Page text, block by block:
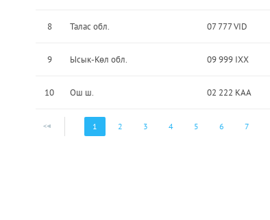
8 Талас обл. 07 777 VID
9 Ысык-Көл обл. 09 999 IXX
10 Ош ш. 02 222 KAA
1 2 3 4 5 6 7